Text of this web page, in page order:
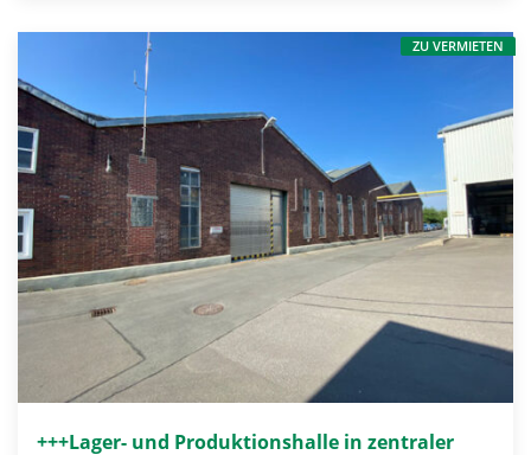
+++Lager- und Produktionshalle in zentraler
ZU VERMIETEN